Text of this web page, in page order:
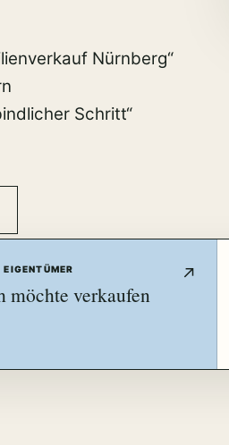
Nürnberg“
Schritt“
EIGENTÜMER
möchte verkaufen